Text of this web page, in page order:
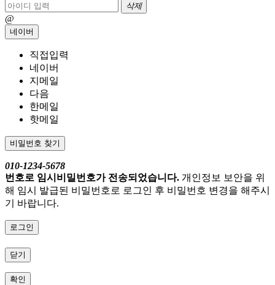
삭제
@
네이버
직접입력
네이버
지메일
다음
한메일
핫메일
비밀번호 찾기
010-1234-5678
번호로 임시비밀번호가 전송되었습니다. 개인정보 보안을 위
해 임시 발급된 비밀번호로 로그인 후 비밀번호 변경을 해주시
기 바랍니다.
로그인
닫기
확인